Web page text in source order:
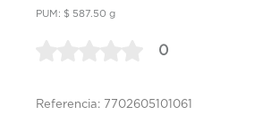
PUM: $ 587.50 g
0
Referencia: 7702605101061